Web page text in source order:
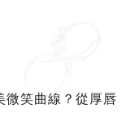
微笑曲線？從厚唇